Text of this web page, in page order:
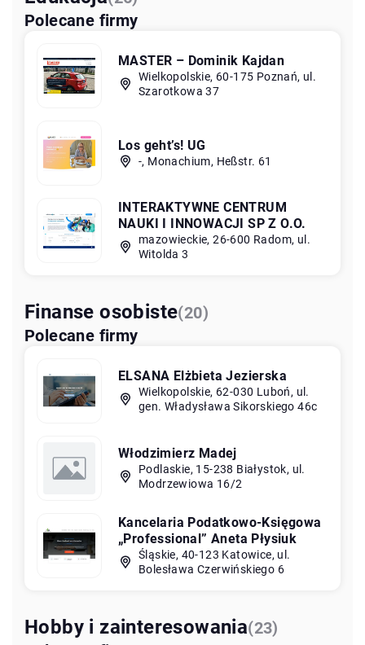
Polecane firmy
MASTER – Dominik Kajdan
Wielkopolskie, 60-175 Poznań, ul.
Szarotkowa 37
Los geht’s! UG
-, Monachium, Heßstr. 61
INTERAKTYWNE CENTRUM
NAUKI I INNOWACJI SP Z O.O.
mazowieckie, 26-600 Radom, ul.
Witolda 3
Finanse osobiste(20)
Polecane firmy
ELSANA Elżbieta Jezierska
Wielkopolskie, 62-030 Luboń, ul.
gen. Władysława Sikorskiego 46c
Włodzimierz Madej
Podlaskie, 15-238 Białystok, ul.
Modrzewiowa 16/2
Kancelaria Podatkowo-Księgowa
„Professional” Aneta Płysiuk
Śląskie, 40-123 Katowice, ul.
Bolesława Czerwińskiego 6
Hobby i zainteresowania(23)